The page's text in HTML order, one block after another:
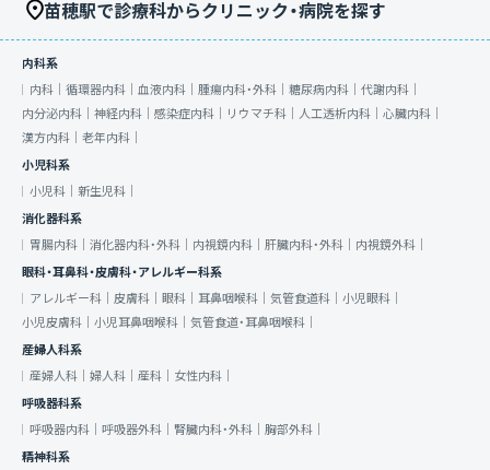
苗穂駅で診療科からクリニック・病院を探す
内科系
内科｜ 循環器内科｜ 血液内科｜ 腫瘍内科・外科｜ 糖尿病内科｜ 代謝内科｜
内分泌内科｜ 神経内科｜ 感染症内科｜ リウマチ科｜ 人工透析内科｜ 心臓内科｜
漢方内科｜ 老年内科｜
小児科系
小児科｜ 新生児科｜
消化器科系
胃腸内科｜ 消化器内科・外科｜ 内視鏡内科｜ 肝臓内科・外科｜ 内視鏡外科｜
眼科・耳鼻科・皮膚科・アレルギー科系
アレルギー科｜ 皮膚科｜ 眼科｜ 耳鼻咽喉科｜ 気管食道科｜ 小児眼科｜
小児皮膚科｜ 小児耳鼻咽喉科｜ 気管食道・耳鼻咽喉科｜
産婦人科系
産婦人科｜ 婦人科｜ 産科｜ 女性内科｜
呼吸器科系
呼吸器内科｜ 呼吸器外科｜ 腎臓内科・外科｜ 胸部外科｜
精神科系